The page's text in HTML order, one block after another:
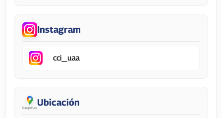
Instagram
cci_uaa
Ubicación